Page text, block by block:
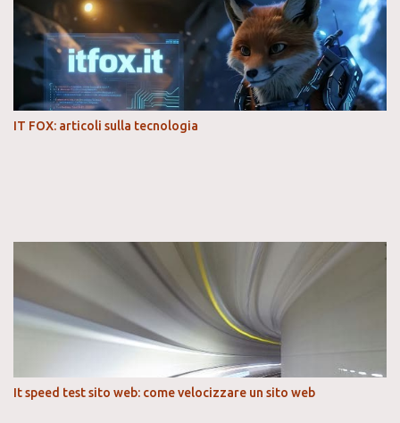
IT FOX: articoli sulla tecnologia
It speed test sito web: come velocizzare un sito web